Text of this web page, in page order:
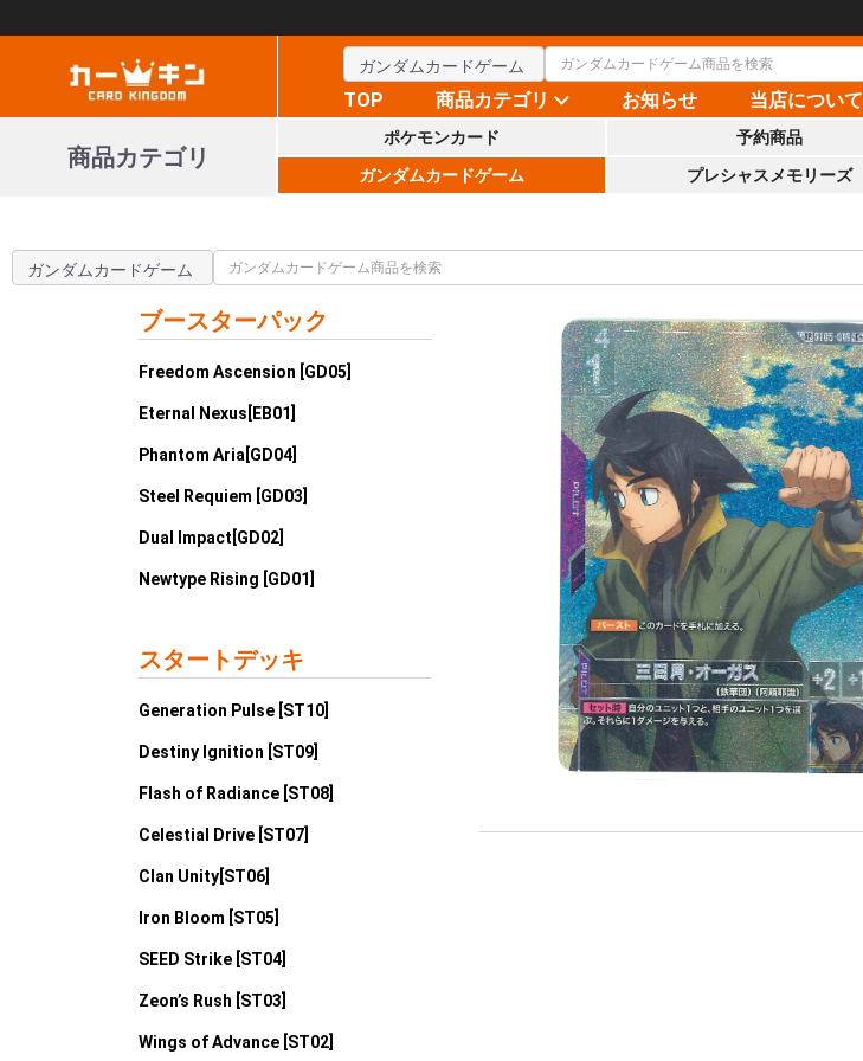
TOP 商品カテゴリ お知らせ 当店について
商品カテゴリ
ポケモンカード 予約商品
ガンダムカードゲーム
プレシャスメモリーズ
ブースターパック
Freedom Ascension [GD05]
Eternal Nexus[EB01]
Phantom Aria[GD04]
Steel Requiem [GD03]
Dual Impact[GD02]
Newtype Rising [GD01]
スタートデッキ
Generation Pulse [ST10]
Destiny Ignition [ST09]
Flash of Radiance [ST08]
Celestial Drive [ST07]
Clan Unity[ST06]
Iron Bloom [ST05]
SEED Strike [ST04]
Zeon’s Rush [ST03]
Wings of Advance [ST02]